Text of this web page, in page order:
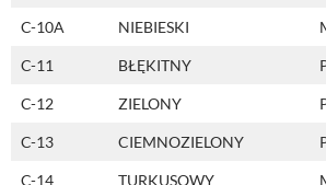
C-10A NIEBIESKI
C-11 BŁĘKITNY
C-12 ZIELONY
C-13 CIEMNOZIELONY
C-14 TURKUSOWY